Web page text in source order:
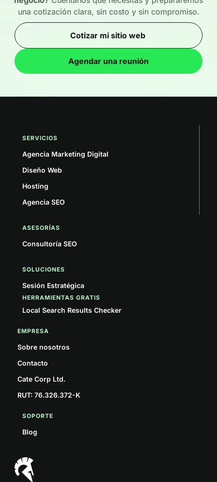
una cotización clara, sin costo y sin compromiso.
Cotizar mi sitio web
Agendar una reunión
SERVICIOS
Agencia Marketing Digital
Diseño Web
Hosting
Agencia SEO
ASESORÍAS
Consultoría SEO
SOLUCIONES
Sesión Estratégica
HERRAMIENTAS GRATIS
Local Search Results Checker
EMPRESA
Sobre nosotros
Contacto
Cate Corp Ltd.
RUT: 76.326.372-K
SOPORTE
Blog